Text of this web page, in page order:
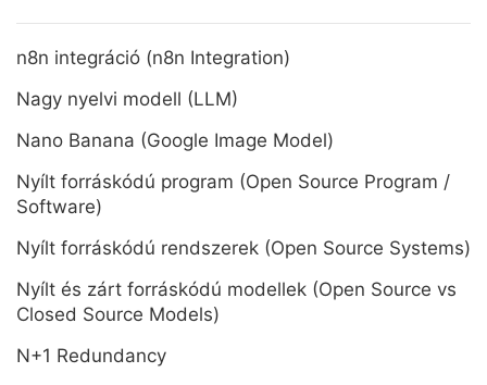
n8n integráció (n8n Integration)
Nagy nyelvi modell (LLM)
Nano Banana (Google Image Model)
Nyílt forráskódú program (Open Source Program /
Software)
Nyílt forráskódú rendszerek (Open Source Systems)
Nyílt és zárt forráskódú modellek (Open Source vs
Closed Source Models)
N+1 Redundancy